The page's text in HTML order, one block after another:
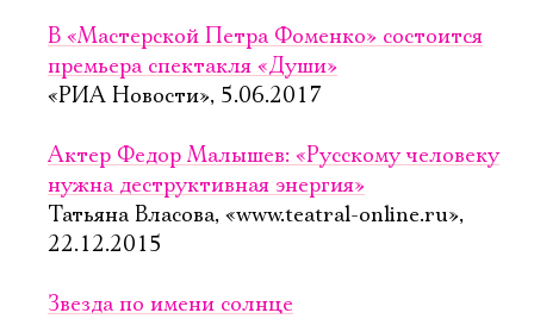
В «Мастерской Петра Фоменко» состоится
премьера спектакля «Души»
«РИА Новости», 5.06.2017
Актер Федор Малышев: «Русскому человеку
нужна деструктивная энергия»
Татьяна Власова, «www.teatral-online.ru»,
22.12.2015
Звезда по имени солнце